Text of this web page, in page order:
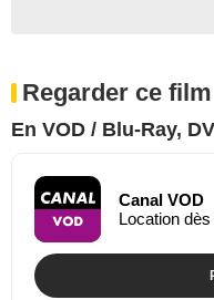
Regarder ce film
En VOD / Blu-Ray,
Canal VOD
Location